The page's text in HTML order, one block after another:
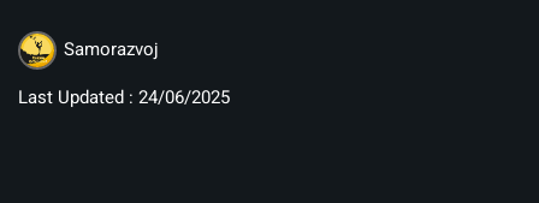
Samorazvoj
Last Updated : 24/06/2025